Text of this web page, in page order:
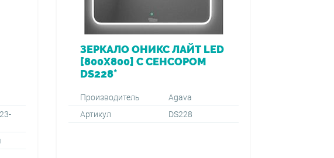
ЗЕРКАЛО ОНИКС ЛАЙТ LED
[800Х800] С СЕНСОРОМ
DS228*
Производитель
Agava
Артикул
DS228